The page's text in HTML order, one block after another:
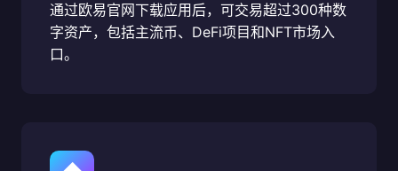
通过欧易官网下载应用后，可交易超过300种数
字资产，包括主流币、DeFi项目和NFT市场入
口。